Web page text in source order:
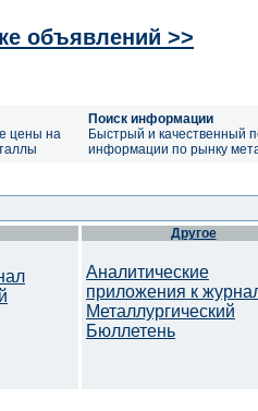
объявлений >>
цены на
Поиск информации
Быстрый и качественный
информации по рынку
Другое
Аналитические
приложения к
Металлургический
Бюллетень